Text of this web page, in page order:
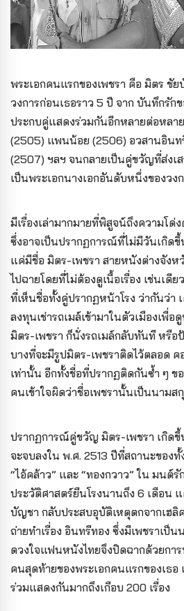
พระเอกคนแรกของเพชรา คือ มิตร ชัย
วงการก่อนเธอราว 5 ปี จาก บันทึกรัก
ประกบคู่แสดงร่วมกันอีกหลายต่อหลาย
(2505) แพนน้อย (2506) อวสานอิน
(2507) ฯลฯ จนกลายเป็นคู่ขวัญที่ส่งเ
เป็นพระเอกนางเอกอันดับหนึ่งของวง
มีเรื่องเล่ามากมายที่พิสูจน์ถึงความโด่
ซึ่งอาจเป็นปรากฏการณ์ที่ไม่มีวันเกิด
แค่มีชื่อ มิตร-เพชรา สายหนังต่างจัง
ไปฉายโดยที่ไม่ต้องดูเนื้อเรื่อง เช่นเ
ที่เห็นชื่อทั้งคู่ปรากฏหน้าโรง ว่ากันว่า
ลงทุนเช่ารถเมล์เข้ามาในตัวเมืองเพื่
มิตร-เพชรา ก็นั่งรถเมล์กลับทันที หรื
บางที่จะมีรูปมิตร-เพชราติดไว้ตลอด ค
เท่านั้น อีกทั้งชื่อที่ปรากฏติดกันซ้ำ ๆ ข
คนเข้าใจผิดว่าชื่อเพชรานั้นเป็นนามส
ปรากฏการณ์คู่ขวัญ มิตร-เพชรา เกิด
จะจบลงใน พ.ศ. 2513 ปีที่สถานะของ
“ไอ้คล้าว” และ “ทองกวาว” ใน มนต์รั
ประวัติศาสตร์ยืนโรงนานถึง 6 เดือน
บัญชา กลับประสบอุบัติเหตุตกจากเฮลิ
ถ่ายทำเรื่อง อินทรีทอง ซึ่งมีเพชราเป็
ดวงใจแฟนหนังไทยจึงปิดฉากด้วยการ
คนสุดท้ายของพระเอกคนแรกของเธอ
ร่วมแสดงกันมากถึงเกือบ 200 เรื่อง